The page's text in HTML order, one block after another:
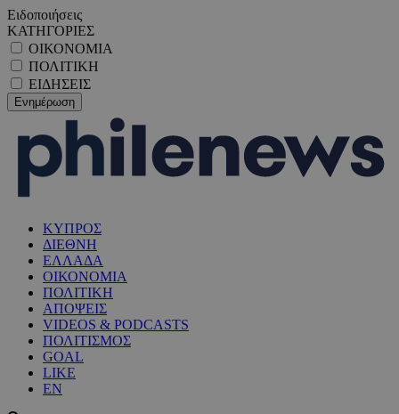
Ειδοποιήσεις
ΚΑΤΗΓΟΡΙΕΣ
ΟΙΚΟΝΟΜΙΑ
ΠΟΛΙΤΙΚΗ
ΕΙΔΗΣΕΙΣ
ΚΥΠΡΟΣ
ΔΙΕΘΝΗ
ΕΛΛΑΔΑ
ΟΙΚΟΝΟΜΙΑ
ΠΟΛΙΤΙΚΗ
ΑΠΟΨΕΙΣ
VIDEOS & PODCASTS
ΠΟΛΙΤΙΣΜΟΣ
GOAL
LIKE
EN